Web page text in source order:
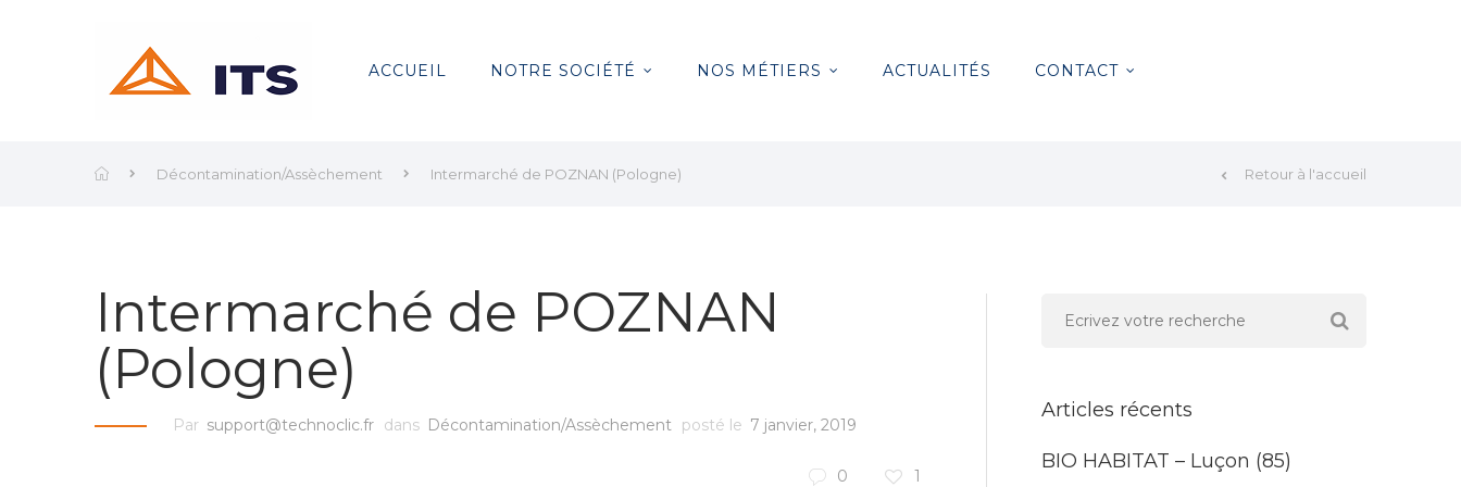
ACCUEIL NOTRE SOCIÉTÉ NOS MÉTIERS ACTUALITÉS CONTACT
Décontamination/Assèchement Intermarché de POZNAN (Pologne) Retour à l'accueil
Intermarché de POZNAN
(Pologne)
Par support@technoclic.fr dans Décontamination/Assèchement posté le 7 janvier, 2019
0 1
Articles récents
BIO HABITAT – Luçon (85)